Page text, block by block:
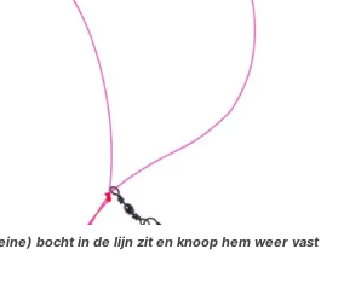
bocht in de lijn zit en knoop hem weer vast